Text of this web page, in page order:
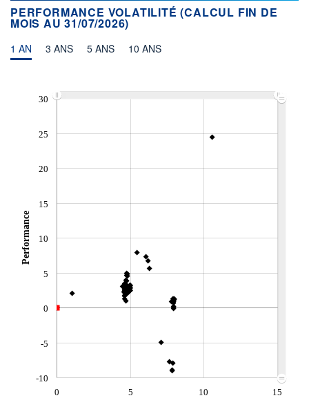
ÉLIGIBILITÉ
PEA PEA-PME BOURSOVIE LUX
BOURSOVIE
Non éligible Boursobank
PERFORMANCE VOLATILITÉ (CALCUL FIN DE
MOIS AU 31/07/2026)
1 AN 3 ANS 5 ANS 10 ANS
-10
-5
0
5
10
15
20
25
30
Performance
0 5 10
15